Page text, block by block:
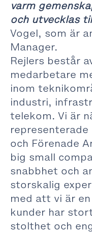
varm
och utvecklas
Vogel, som är
Manager.
Rejlers består
medarbetare
inom
industri,
telekom. Vi är
representerade
och Förenade
big small
snabbhet och
storskalig
med att vi är
kunder har
stolthet och